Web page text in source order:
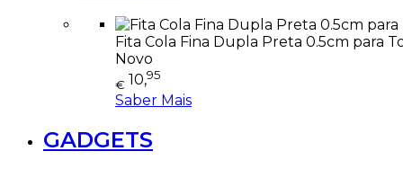
Fita Cola Fina Dupla Preta 0.5cm para
Novo
€ 10,95
Saber Mais
GADGETS